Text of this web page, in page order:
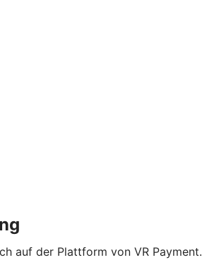
auf der Plattform von VR Payment.